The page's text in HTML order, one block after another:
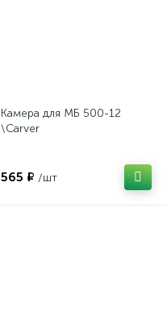
Камера для МБ 500-12
\Carver
565 ₽ /шт